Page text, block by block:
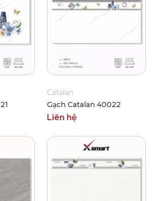
Catalan
Gạch Catalan 40022
Liên hệ